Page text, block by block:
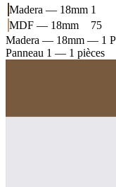
Madera — 18mm 1
MDF — 18mm
75
Madera — 18mm — 1
Panneau 1 — 1 pièces